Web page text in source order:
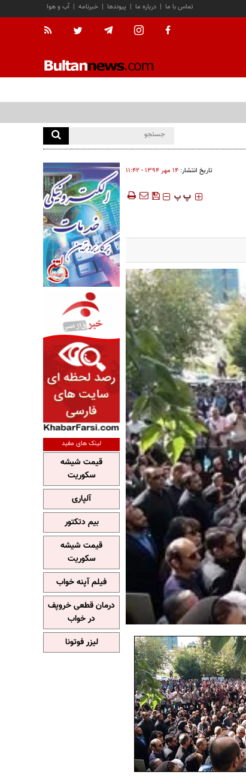
آب و هوا | خبرنامه | پیوندها | درباره ما | تماس با ما
تاریخ انتشار: ۱۴ مهر ۱۳۹۴ - ۱۱:۴۲
‍‍‍ پ پ
لینک های مفید
قیمت شیشه
سکوریت
آلپاری
بیم دتکتور
قیمت شیشه
سکوریت
فیلم آپنه خواب
درمان قطعی خروپف
در خواب
لیزر فوتونا